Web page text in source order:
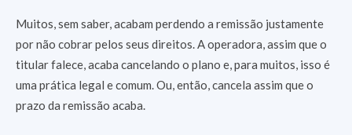
Muitos, sem saber, acabam perdendo a remissão justamente
por não cobrar pelos seus direitos. A operadora, assim que o
titular falece, acaba cancelando o plano e, para muitos, isso é
uma prática legal e comum. Ou, então, cancela assim que o
prazo da remissão acaba.